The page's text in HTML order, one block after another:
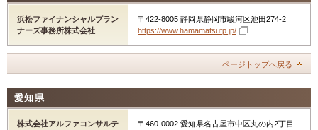
浜松ファイナンシャルプラン
ナーズ事務所株式会社
〒422-8005 静岡県静岡市駿河区池田274-2
https://www.hamamatsufp.jp/
ページトップへ戻る
愛知県
株式会社アルファコンサルテ
〒460-0002 愛知県名古屋市中区丸の内2丁目